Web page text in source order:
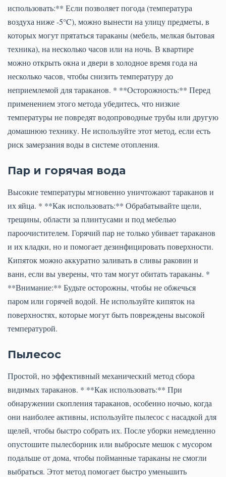
использовать:** Если позволяет погода (температура
воздуха ниже -5°C), можно вынести на улицу предметы, в
которых могут прятаться тараканы (мебель, мелкая бытовая
техника), на несколько часов или на ночь. В квартире
можно открыть окна и двери в холодное время года на
несколько часов, чтобы снизить температуру до
неприемлемой для тараканов. * **Осторожность:** Перед
применением этого метода убедитесь, что низкие
температуры не повредят водопроводные трубы или другую
домашнюю технику. Не используйте этот метод, если есть
риск замерзания воды в системе отопления.
Пар и горячая вода
Высокие температуры мгновенно уничтожают тараканов и
их яйца. * **Как использовать:** Обрабатывайте щели,
трещины, области за плинтусами и под мебелью
пароочистителем. Горячий пар не только убивает тараканов
и их кладки, но и помогает дезинфицировать поверхности.
Кипяток можно аккуратно заливать в сливы раковин и
ванн, если вы уверены, что там могут обитать тараканы. *
**Внимание:** Будьте осторожны, чтобы не обжечься
паром или горячей водой. Не используйте кипяток на
поверхностях, которые могут быть повреждены высокой
температурой.
Пылесос
Простой, но эффективный механический метод сбора
видимых тараканов. * **Как использовать:** При
обнаружении скопления тараканов, особенно ночью, когда
они наиболее активны, используйте пылесос с насадкой для
щелей, чтобы быстро собрать их. После уборки немедленно
опустошите пылесборник или выбросьте мешок с мусором
подальше от дома, чтобы пойманные тараканы не смогли
выбраться. Этот метод помогает быстро уменьшить